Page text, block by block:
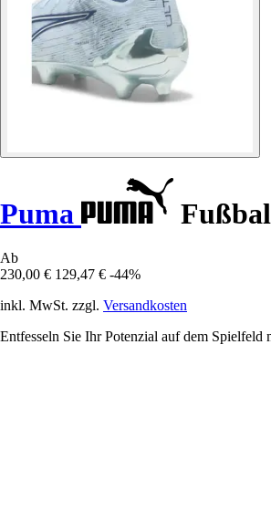
Puma
Ab
230,00 € 129,47 € -44%
inkl. MwSt. zzgl. Versandkosten
Entfesseln Sie Ihr Potenzial auf dem